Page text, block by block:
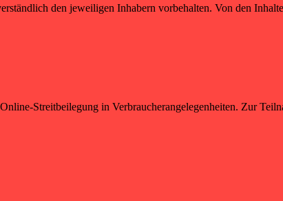
den jeweiligen Inhabern vorbehalten. Von den
Streitbeilegung in Verbraucherangelegenheiten. Zur